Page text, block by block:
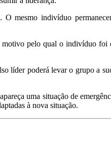
mesmo indivíduo
pelo qual o indivíduo
líder poderá levar o grupo a
uma situação de
à nova situação.